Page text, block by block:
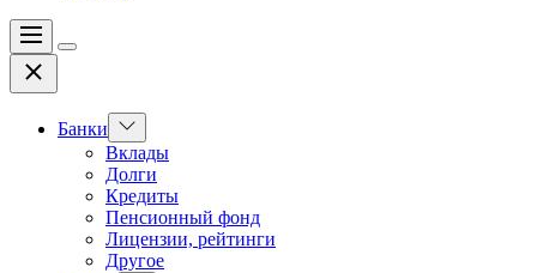
Меню
Цвет
Закрыть
Банки
Показать
подменю
Вклады
Долги
Кредиты
Пенсионный фонд
Лицензии, рейтинги
Другое